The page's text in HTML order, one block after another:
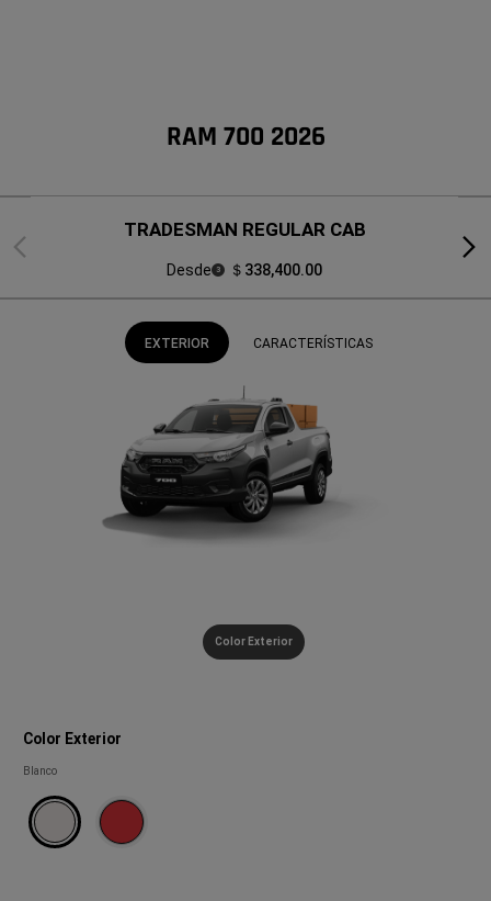
RAM 700 2026
Previous
TRADESMAN REGULAR CAB
Desde 3 ＄338,400.00
Next
EXTERIOR CARACTERÍSTICAS
Color Exterior
Color
Blanco
Color Exterior